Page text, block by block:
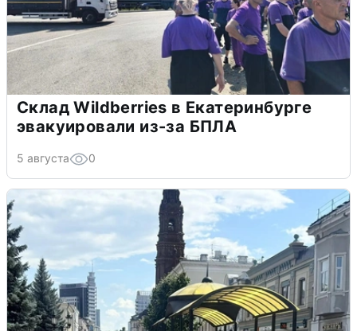
Склад Wildberries в Екатеринбурге
эвакуировали из-за БПЛА
5 августа 0